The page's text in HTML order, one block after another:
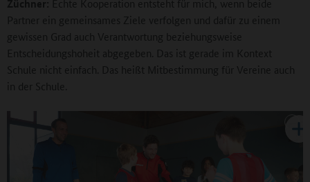
Züchner: Echte Kooperation entsteht für mich, wenn beide
Partner ein gemeinsames Ziele verfolgen und dafür zu einem
gewissen Grad auch Verantwortung beziehungsweise
Entscheidungshoheit abgegeben. Das ist gerade im Kontext
Schule nicht einfach. Das heißt Mitbestimmung für Vereine auch
in der Schule.